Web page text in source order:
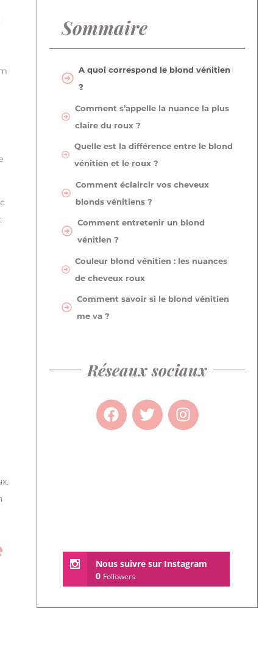
Sommaire
A quoi correspond le blond vénitien
?
Comment s’appelle la nuance la plus
claire du roux ?
Quelle est la différence entre le blond
vénitien et le roux ?
Comment éclaircir vos cheveux
blonds vénitiens ?
Comment entretenir un blond
vénitien ?
Couleur blond vénitien : les nuances
de cheveux roux
Comment savoir si le blond vénitien
me va ?
Réseaux sociaux
Nous suivre sur Instagram
0 Followers